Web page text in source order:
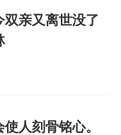
双亲又离世没了
人刻骨铭心。